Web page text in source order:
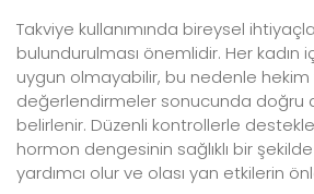
Takviye kullanımında bireysel
bulundurulması önemlidir. Her kadın
uygun olmayabilir, bu nedenle hekim
değerlendirmeler sonucunda doğru
belirlenir. Düzenli kontrollerle
hormon dengesinin sağlıklı bir
yardımcı olur ve olası yan etkilerin